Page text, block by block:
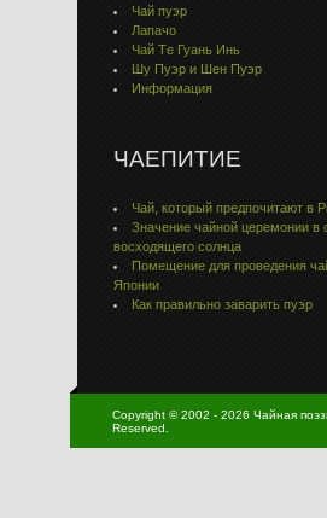
Чай пуэр
Лапачо
Чай Тe Гуaнь Инь
Шу Пуэр и Шен Пуэр
Информация
ЧАЕПИТИЕ
Чай, который предпочитают в
Значение чайной церемонии в
восходящего солнца
Помещение для проведения
Японии
Как правильно заварить пуэр
Copyright © 2002 - 2026 Чайная
Reserved.